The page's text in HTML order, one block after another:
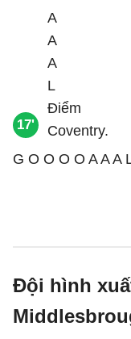
17'
G O O O O A A A
Đội hình